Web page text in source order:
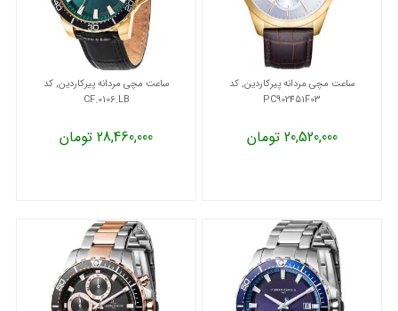
ساعت مچی مردانه پیرکاردین, کد
PC902451F03
20,520,000 تومان
ساعت مچی مردانه پیرکاردین, کد
CF.0106.LB
28,460,000 تومان